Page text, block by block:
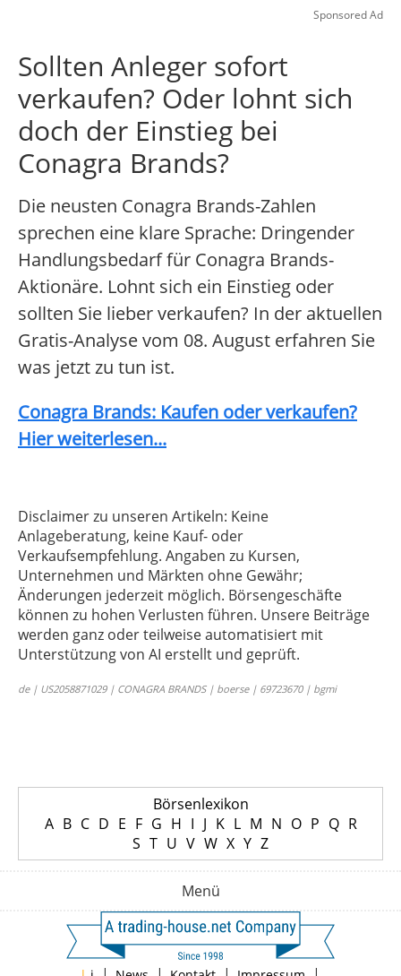
Sponsored Ad
Sollten Anleger sofort
verkaufen? Oder lohnt sich
doch der Einstieg bei
Conagra Brands?
Die neusten Conagra Brands-Zahlen
sprechen eine klare Sprache: Dringender
Handlungsbedarf für Conagra Brands-
Aktionäre. Lohnt sich ein Einstieg oder
sollten Sie lieber verkaufen? In der aktuellen
Gratis-Analyse vom 08. August erfahren Sie
was jetzt zu tun ist.
Conagra Brands: Kaufen oder verkaufen?
Hier weiterlesen...
Disclaimer zu unseren Artikeln: Keine
Anlageberatung, keine Kauf- oder
Verkaufsempfehlung. Angaben zu Kursen,
Unternehmen und Märkten ohne Gewähr;
Änderungen jederzeit möglich. Börsengeschäfte
können zu hohen Verlusten führen. Unsere Beiträge
werden ganz oder teilweise automatisiert mit
Unterstützung von AI erstellt und geprüft.
de | US2058871029 | CONAGRA BRANDS | boerse | 69723670 | bgmi
Börsenlexikon
A B C D E F G H I J K L M N O P Q R
S T U V W X Y Z
Menü